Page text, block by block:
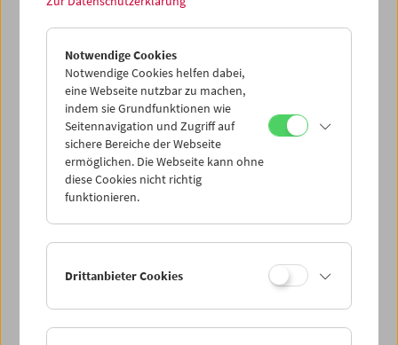
Ungeschnittenes Material für Lesbischen Gruselporno
(LGP). Schauplatz ist eine verlassene Hütte im Wald. Zwei
Wissenschaftlerinnen, eine Werwölfin, eine Hexe und ein
Opfer sind Teil des Films, in dem diverse sexuelle
Spielereien, teils sadomasochistischer Natur, vollführt
werden. (Text: Magdalena Steffan)
<< Zurück zur Übersicht Kulturerbe digital
Share on
Notwendige Cookies
Notwendige Cookies helfen dabei,
eine Webseite nutzbar zu machen,
indem sie Grundfunktionen wie
Seitennavigation und Zugriff auf
sichere Bereiche der Webseite
ermöglichen. Die Webseite kann ohne
diese Cookies nicht richtig
funktionieren.
Drittanbieter Cookies